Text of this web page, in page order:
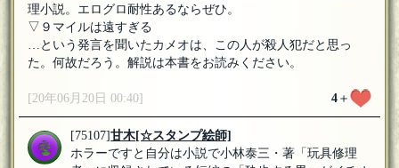
理小説。エログロ耐性あるならぜひ。
▽９マイルは遠すぎる
…という発言を聞いたカメオは、この人が殺人犯だと思っ
た。何故だろう。解説は本書をお読みください。
[20年06月20日 00:40] 4＋
[75107]甘木[☆スタンプ絵師]
ホラーですと自分は小説で小林泰三・著「玩具修理